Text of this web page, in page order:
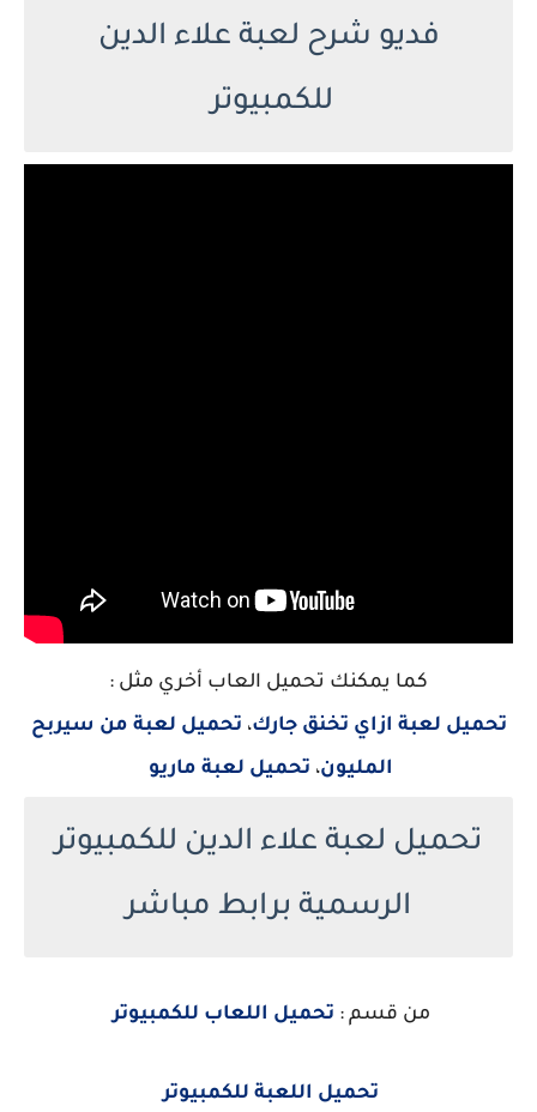
فديو شرح لعبة علاء الدين
للكمبيوتر
كما يمكنك تحميل العاب أخري مثل :
تحميل لعبة ازاي تخنق جارك، تحميل لعبة من سيربح
المليون، تحميل لعبة ماريو
تحميل لعبة علاء الدين للكمبيوتر
الرسمية برابط مباشر
من قسم : تحميل اللعاب للكمبيوتر
تحميل اللعبة للكمبيوتر